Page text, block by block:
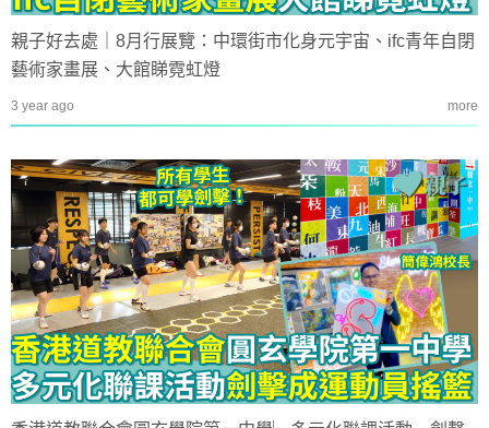
親子好去處｜8月行展覽：中環街市化身元宇宙、ifc青年自閉
藝術家畫展、大館睇霓虹燈
3 year ago more